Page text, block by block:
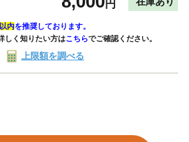
円
内を推奨しております。
しく知りたい方はこちらでご確認ください。
上限額を調べる